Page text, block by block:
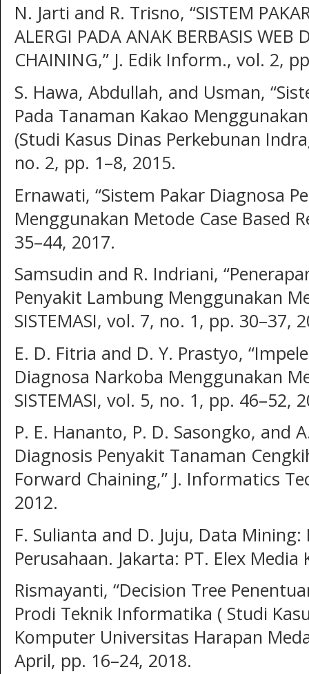
N. Jarti and R. Trisno, “SISTEM
ALERGI PADA ANAK BERBASIS WEB
CHAINING,” J. Edik Inform., vol. 2,
S. Hawa, Abdullah, and Usman,
Pada Tanaman Kakao
(Studi Kasus Dinas Perkebunan
no. 2, pp. 1–8, 2015.
Ernawati, “Sistem Pakar Diagnosa
Menggunakan Metode Case Based
35–44, 2017.
Samsudin and R. Indriani,
Penyakit Lambung Menggunakan
SISTEMASI, vol. 7, no. 1, pp. 30–37,
E. D. Fitria and D. Y. Prastyo,
Diagnosa Narkoba Menggunakan
SISTEMASI, vol. 5, no. 1, pp. 46–52,
P. E. Hananto, P. D. Sasongko, and
Diagnosis Penyakit Tanaman
Forward Chaining,” J. Informatics
2012.
F. Sulianta and D. Juju, Data
Perusahaan. Jakarta: PT. Elex
Rismayanti, “Decision Tree
Prodi Teknik Informatika ( Studi
Komputer Universitas Harapan
April, pp. 16–24, 2018.